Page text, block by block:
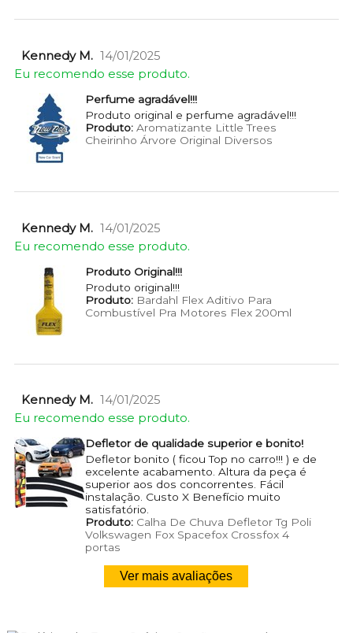
Kennedy M. 14/01/2025
Eu recomendo esse produto.
Perfume agradável!!!
Produto original e perfume agradável!!!
Produto:Aromatizante Little Trees
Cheirinho Árvore Original Diversos
Kennedy M. 14/01/2025
Eu recomendo esse produto.
Produto Original!!!
Produto original!!!
Produto:Bardahl Flex Aditivo Para
Combustível Pra Motores Flex 200ml
Kennedy M. 14/01/2025
Eu recomendo esse produto.
Defletor de qualidade superior e bonito!
Defletor bonito ( ficou Top no carro!!! ) e de
excelente acabamento. Altura da peça é
superior aos dos concorrentes. Fácil
instalação. Custo X Benefício muito
satisfatório.
Produto:Calha De Chuva Defletor Tg Poli
Volkswagen Fox Spacefox Crossfox 4
portas
Ver mais avaliações